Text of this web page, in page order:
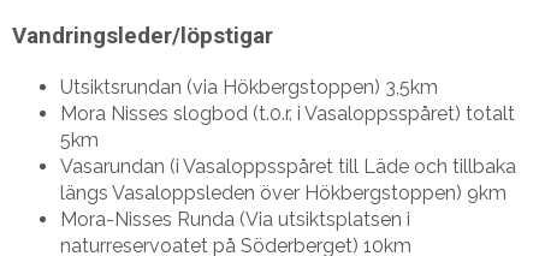
Vandringsleder/löpstigar
Utsiktsrundan (via Hökbergstoppen) 3,5km
Mora Nisses slogbod (t.0.r. i Vasaloppsspåret) totalt
5km
Vasarundan (i Vasaloppsspåret till Läde och tillbaka
längs Vasaloppsleden över Hökbergstoppen) 9km
Mora-Nisses Runda (Via utsiktsplatsen i
naturreservoatet på Söderberget) 10km